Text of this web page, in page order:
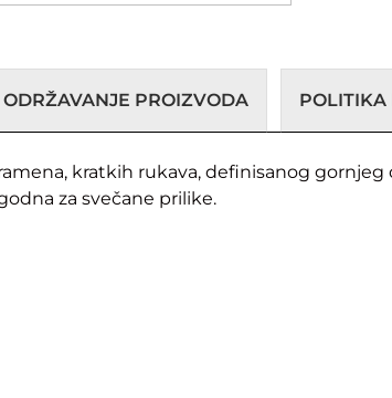
ODRŽAVANJE PROIZVODA POLITIKA
kratkih rukava, definisanog gornjeg
za svečane prilike.